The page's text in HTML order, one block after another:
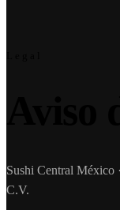
Sushi Central México
C.V.